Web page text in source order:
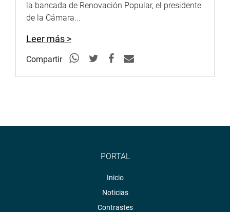
la bancada de Renovación Popular, el presidente
de la Cámara...
Leer más >
Compartir
PORTAL
Inicio
Noticias
Contrastes